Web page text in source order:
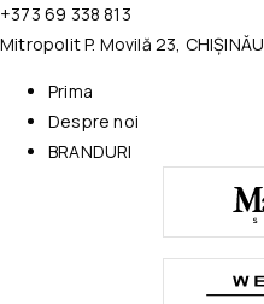
+373 69 338 813
Mitropolit P. Movilă 23, CHIȘINĂU
Prima
Despre noi
BRANDURI